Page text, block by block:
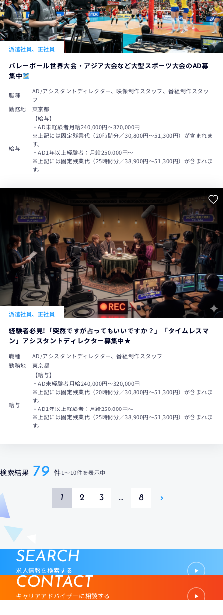
派遣社員、正社員
バレーボール世界大会・アジア大会など大型スポーツ大会のAD募
集中
職種
AD/アシスタントディレクター、映像制作スタッフ、番組制作スタッ
フ
勤務地
東京都
給与
【給与】
・AD未経験者月給240,000円〜320,000円
※上記には固定残業代（20時間分／30,800円～51,300円）が含まれま
す。
・AD1年以上経験者：月給250,000円～
※上記には固定残業代（25時間分／38,900円～51,300円）が含まれま
す。
派遣社員、正社員
経験者必見!「突然ですが占ってもいいですか？」「タイムレスマ
ン」アシスタントディレクター募集中★
職種
AD/アシスタントディレクター、番組制作スタッフ
勤務地
東京都
給与
【給与】
・AD未経験者月給240,000円〜320,000円
※上記には固定残業代（20時間分／30,800円～51,300円）が含まれま
す。
・AD1年以上経験者：月給250,000円～
※上記には固定残業代（25時間分／38,900円～51,300円）が含まれま
す。
検索結果 79 件1〜10件を表示中
1 2 3 … 8
SEARCH
求人情報を検索する
CONTACT
キャリアアドバイザーに相談する